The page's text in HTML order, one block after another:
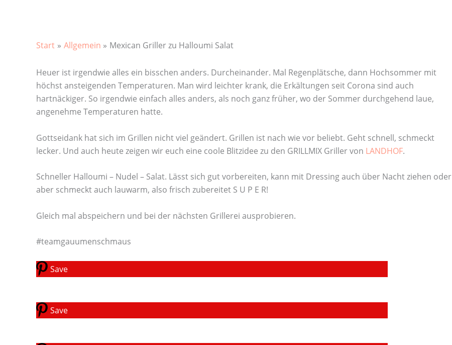
Start Allgemein Mexican Griller zu Halloumi Salat
Heuer ist irgendwie alles ein bisschen anders. Durcheinander. Mal Regenplätsche, dann Hochsommer mit
höchst ansteigenden Temperaturen. Man wird leichter krank, die Erkältungen seit Corona sind auch
hartnäckiger. So irgendwie einfach alles anders, als noch ganz früher, wo der Sommer durchgehend laue,
angenehme Temperaturen hatte.
Gottseidank hat sich im Grillen nicht viel geändert. Grillen ist nach wie vor beliebt. Geht schnell, schmeckt
lecker. Und auch heute zeigen wir euch eine coole Blitzidee zu den GRILLMIX Griller von LANDHOF.
Schneller Halloumi – Nudel – Salat. Lässt sich gut vorbereiten, kann mit Dressing auch über Nacht ziehen oder
aber schmeckt auch lauwarm, also frisch zubereitet S U P E R!
Gleich mal abspeichern und bei der nächsten Grillerei ausprobieren.
#teamgauumenschmaus
Save
Save